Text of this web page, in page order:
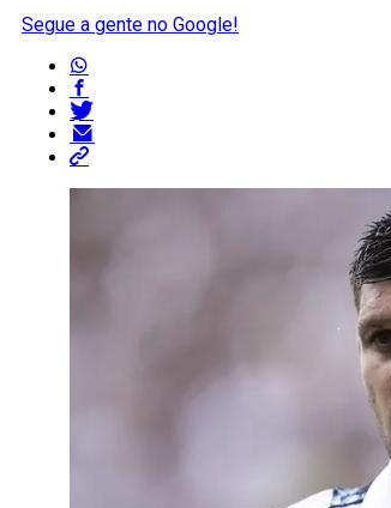
Segue a gente no Google!